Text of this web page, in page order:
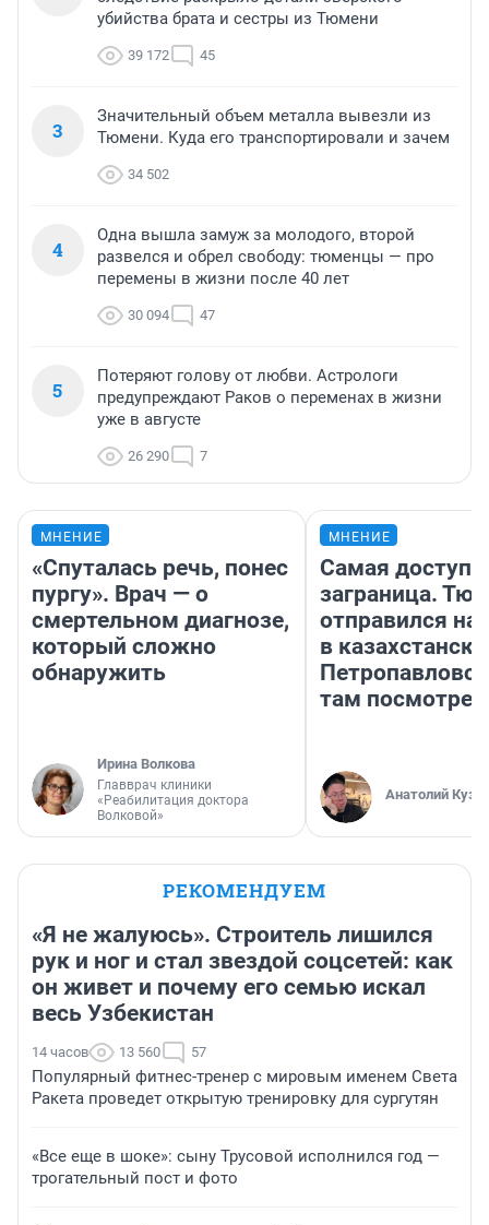
убийства брата и сестры из Тюмени
39 172 45
3
Значительный объем металла вывезли из
Тюмени. Куда его транспортировали и зачем
34 502
4
Одна вышла замуж за молодого, второй
развелся и обрел свободу: тюменцы — про
перемены в жизни после 40 лет
30 094 47
5
Потеряют голову от любви. Астрологи
предупреждают Раков о переменах в жизни
уже в августе
26 290 7
МНЕНИЕ
«Спуталась речь, понес
пургу». Врач — о
смертельном диагнозе,
который сложно
обнаружить
Ирина Волкова
Главврач клиники
«Реабилитация доктора
Волковой»
МНЕНИЕ
Самая
заграница.
отправился
в
там
Анатолий
РЕКОМЕНДУЕМ
«Я не жалуюсь». Строитель лишился
рук и ног и стал звездой соцсетей: как
он живет и почему его семью искал
весь Узбекистан
14 часов 13 560 57
Популярный фитнес-тренер с мировым именем Света
Ракета проведет открытую тренировку для сургутян
«Все еще в шоке»: сыну Трусовой исполнился год —
трогательный пост и фото